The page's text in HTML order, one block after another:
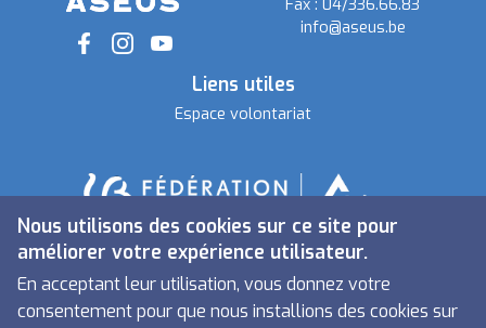
Social
Fax :04/336.66.83
info@aseus.be
Liens utiles
Espace volontariat
Nous utilisons des cookies sur ce site pour
améliorer votre expérience utilisateur.
En acceptant leur utilisation, vous donnez votre
consentement pour que nous installions des cookies sur